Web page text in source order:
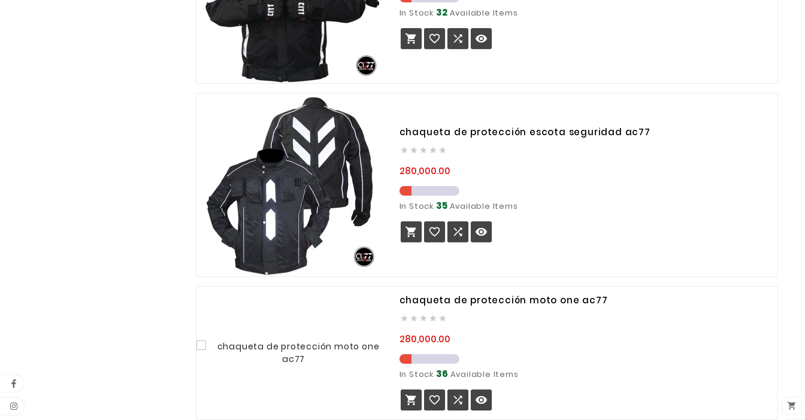
In Stock 32Available Items
   
chaqueta de protección escota seguridad ac77
    
280,000.00
In Stock 35Available Items
   
chaqueta de protección moto one ac77
    
280,000.00
In Stock 36 Available Items
    